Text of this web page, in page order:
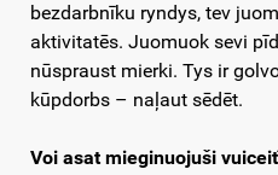
bezdarbnīku ryndys, tev
aktivitatēs. Juomuok sevi
nūspraust mierki. Tys ir
kūpdorbs – naļaut sēdēt.
Voi asat mieginuojuši